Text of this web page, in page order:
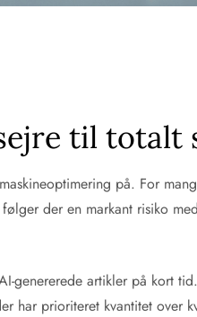
til totalt
på. For
der en markant risiko
genererede artikler på kort
har prioriteret kvantitet over